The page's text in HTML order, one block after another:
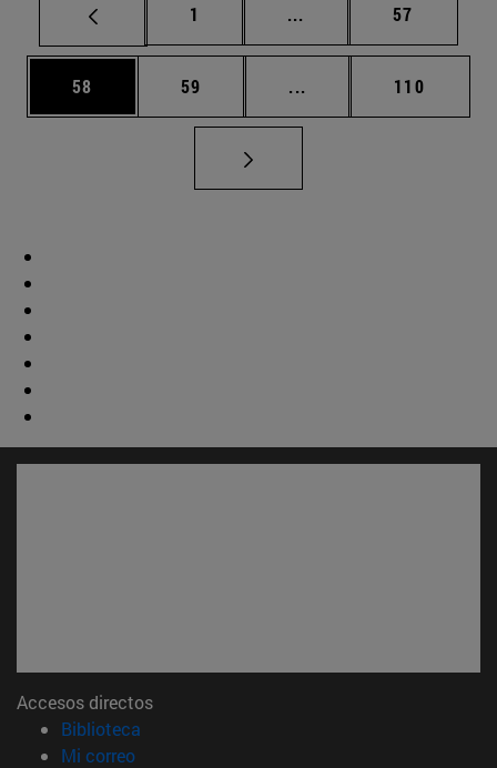
Página
1 ... Páginas intermedias
Página
57
Página
58 Página
59 ... Páginas intermedias
Página
110
Accesos directos
Biblioteca
Mi correo(abre en nueva ventana)